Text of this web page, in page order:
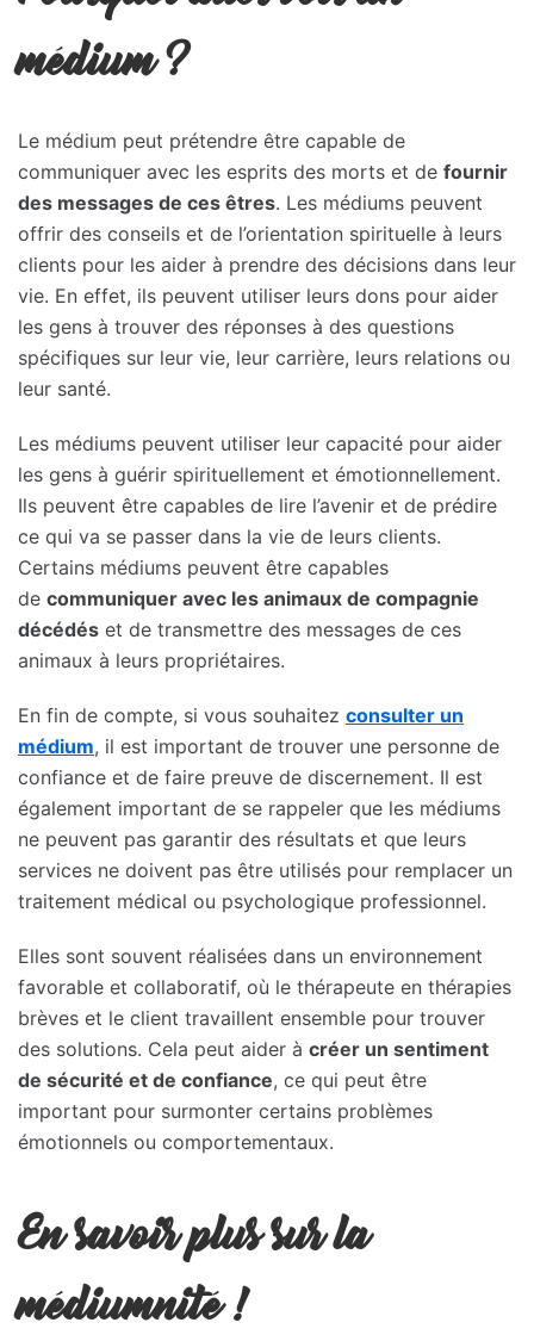
médium ?
Le médium peut prétendre être capable de
communiquer avec les esprits des morts et de fournir
des messages de ces êtres. Les médiums peuvent
offrir des conseils et de l’orientation spirituelle à leurs
clients pour les aider à prendre des décisions dans leur
vie. En effet, ils peuvent utiliser leurs dons pour aider
les gens à trouver des réponses à des questions
spécifiques sur leur vie, leur carrière, leurs relations ou
leur santé.
Les médiums peuvent utiliser leur capacité pour aider
les gens à guérir spirituellement et émotionnellement.
Ils peuvent être capables de lire l’avenir et de prédire
ce qui va se passer dans la vie de leurs clients.
Certains médiums peuvent être capables
de communiquer avec les animaux de compagnie
décédés et de transmettre des messages de ces
animaux à leurs propriétaires.
En fin de compte, si vous souhaitez consulter un
médium, il est important de trouver une personne de
confiance et de faire preuve de discernement. Il est
également important de se rappeler que les médiums
ne peuvent pas garantir des résultats et que leurs
services ne doivent pas être utilisés pour remplacer un
traitement médical ou psychologique professionnel.
Elles sont souvent réalisées dans un environnement
favorable et collaboratif, où le thérapeute en thérapies
brèves et le client travaillent ensemble pour trouver
des solutions. Cela peut aider à créer un sentiment
de sécurité et de confiance, ce qui peut être
important pour surmonter certains problèmes
émotionnels ou comportementaux.
En savoir plus sur la
médiumnité !